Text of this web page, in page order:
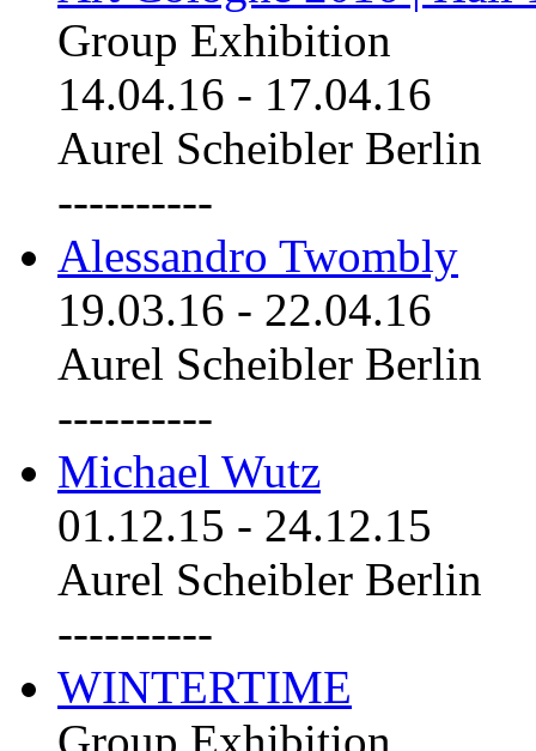
Group Exhibition
14.04.16 - 17.04.16
Aurel Scheibler Berlin
----------
Alessandro Twombly
19.03.16 - 22.04.16
Aurel Scheibler Berlin
----------
Michael Wutz
01.12.15 - 24.12.15
Aurel Scheibler Berlin
----------
WINTERTIME
Group Exhibition